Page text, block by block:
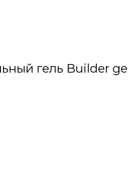
гель Builder